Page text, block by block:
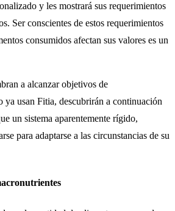
y les mostrará sus requerimientos
Ser conscientes de estos requerimientos
consumidos afectan sus valores es un
a alcanzar objetivos de
ya usan Fitia, descubrirán a continuación
un sistema aparentemente rígido,
para adaptarse a las circunstancias de su